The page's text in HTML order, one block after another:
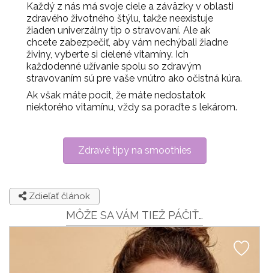
Každý z nás má svoje ciele a záväzky v oblasti
zdravého životného štýlu, takže neexistuje
žiaden univerzálny tip o stravovaní. Ale ak
chcete zabezpečiť, aby vám nechýbali žiadne
živiny, vyberte si cielené vitamíny. Ich
každodenné užívanie spolu so zdravým
stravovaním sú pre vaše vnútro ako očistná kúra.
Ak však máte pocit, že máte nedostatok
niektorého vitamínu, vždy sa poraďte s lekárom.
Zdravé tipy na smoothies
Zdieľať článok
MÔŽE SA VÁM TIEŽ PÁČIŤ…